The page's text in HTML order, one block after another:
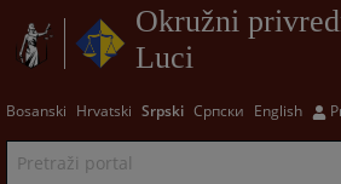
Okružni
Luci
Bosanski Hrvatski Srpski Српски English